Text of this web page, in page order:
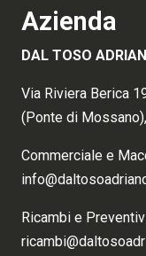
Azienda
DAL TOSO
Via Riviera Berica
(Ponte di
Commerciale e
Ricambi e